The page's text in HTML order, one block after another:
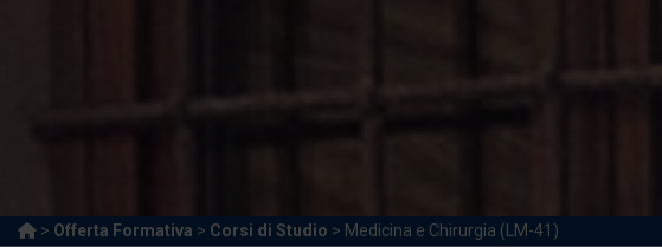
> Offerta Formativa > Corsi di Studio > Medicina e Chirurgia (LM-41)